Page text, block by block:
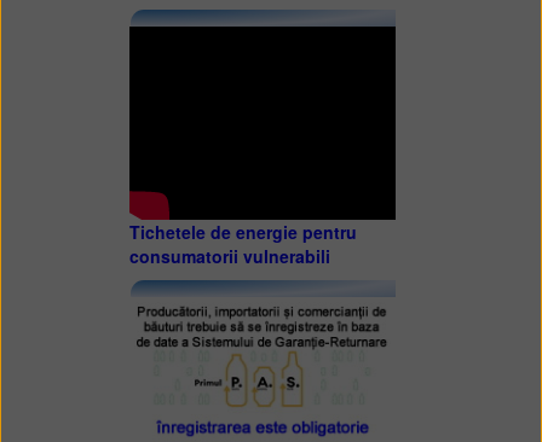
Tichetele de energie pentru
consumatorii vulnerabili